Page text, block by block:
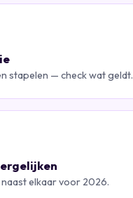
stapelen — check wat geldt.
elkaar voor 2026.